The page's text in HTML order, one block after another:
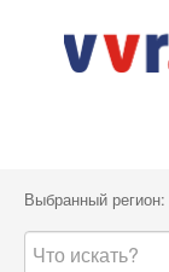
Выбранный регион: